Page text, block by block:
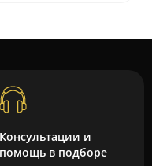
Консультации и
помощь в подборе